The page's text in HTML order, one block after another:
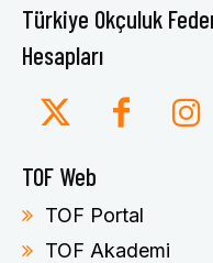
Türkiye Okçuluk
Hesapları
TOF Web
TOF Portal
TOF Akademi